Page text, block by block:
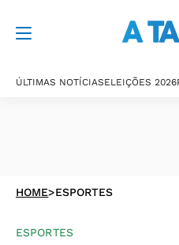
ÚLTIMAS NOTÍCIASELEIÇÕES 2026
HOME>ESPORTES
ESPORTES